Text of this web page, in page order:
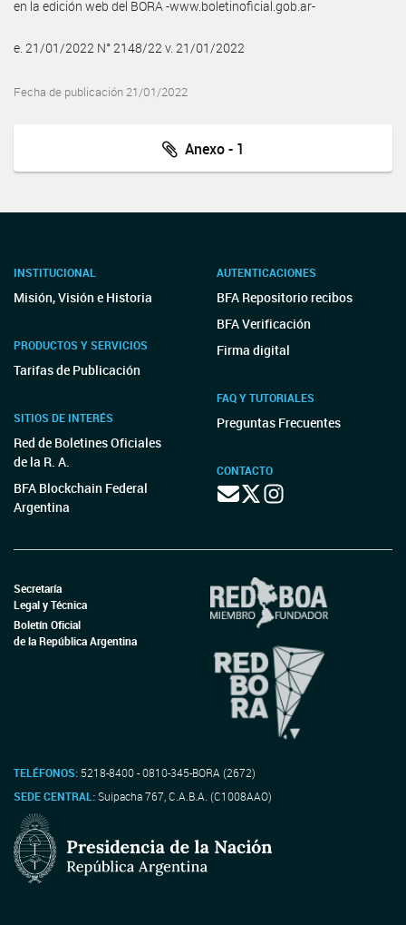
en la edición web del BORA -www.boletinoficial.gob.ar-
e. 21/01/2022 N° 2148/22 v. 21/01/2022
Fecha de publicación 21/01/2022
Anexo - 1
INSTITUCIONAL
Misión, Visión e Historia
PRODUCTOS Y SERVICIOS
Tarifas de Publicación
SITIOS DE INTERÉS
Red de Boletines Oficiales
de la R. A.
BFA Blockchain Federal
Argentina
AUTENTICACIONES
BFA Repositorio recibos
BFA Verificación
Firma digital
FAQ Y TUTORIALES
Preguntas Frecuentes
CONTACTO
Secretaría
Legal y Técnica
Boletín Oficial
de la República Argentina
TELÉFONOS: 5218-8400 - 0810-345-BORA (2672)
SEDE CENTRAL:Suipacha 767, C.A.B.A. (C1008AAO)